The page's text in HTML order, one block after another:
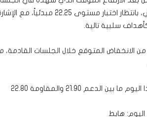
قائماً على المدى اللحظي،
الدعم 21.90 والمقاومة 22.80
اليوم: هابط